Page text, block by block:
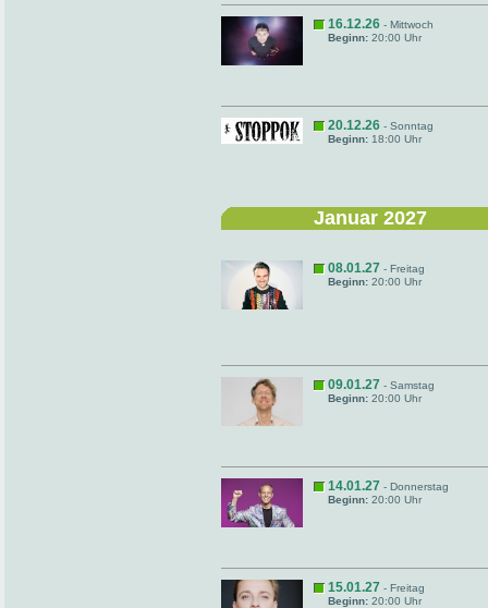
16.12.26 - Mittwoch
Beginn: 20:00 Uhr
20.12.26 - Sonntag
Beginn: 18:00 Uhr
Januar 2027
08.01.27 - Freitag
Beginn: 20:00 Uhr
09.01.27 - Samstag
Beginn: 20:00 Uhr
14.01.27 - Donnerstag
Beginn: 20:00 Uhr
15.01.27 - Freitag
Beginn: 20:00 Uhr